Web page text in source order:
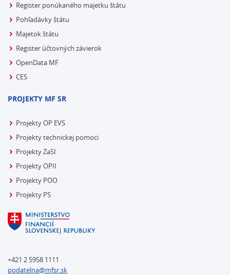
Register ponúkaného majetku štátu
Pohľadávky štátu
Majetok štátu
Register účtovných závierok
OpenData MF
CES
PROJEKTY MF SR
Projekty OP EVS
Projekty technickej pomoci
Projekty ZaSI
Projekty OPII
Projekty POO
Projekty PS
+421 2 5958 1111
podatelna@mfsr.sk